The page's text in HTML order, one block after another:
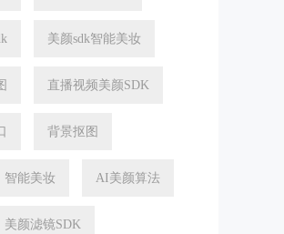
美颜sdk智能美妆
直播视频美颜SDK
背景抠图
智能美妆 AI美颜算法
美颜滤镜SDK